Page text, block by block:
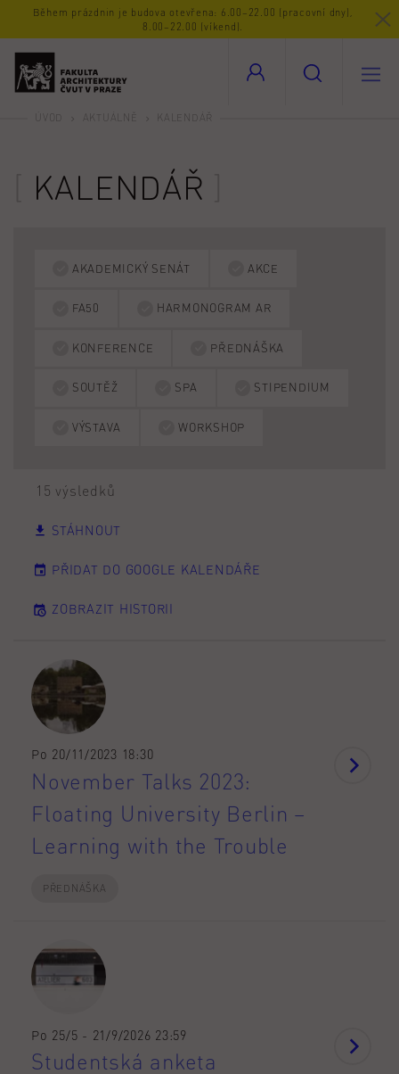
Během prázdnin je budova otevřena: 6.00–22.00 (pracovní dny),
8.00–22.00 (víkend).
AKTUÁLNĚ KALENDÁŘ
KALENDÁŘ
AKADEMICKÝ SENÁT AKCE
FA50 HARMONOGRAM AR
KONFERENCE PŘEDNÁŠKA
SOUTĚŽ SPA STIPENDIUM
VÝSTAVA WORKSHOP
15 výsledků
STÁHNOUT
PŘIDAT DO GOOGLE KALENDÁŘE
ZOBRAZIT HISTORII
Po 20/11/2023 18:30
November Talks 2023:
Floating University Berlin –
Learning with the Trouble
PŘEDNÁŠKA
Po 25/5 - 21/9/2026 23:59
Studentská anketa